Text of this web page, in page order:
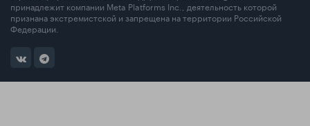
принадлежит компании Meta Platforms Inc., деятельность которой
признана экстремистской и запрещена на территории Российской
Федерации.